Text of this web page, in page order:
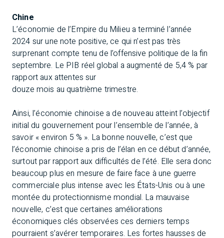
Chine
L’économie de l’Empire du Milieu a terminé l’année
2024 sur une note positive, ce qui n’est pas très
surprenant compte tenu de l’offensive politique de la fin
septembre. Le PIB réel global a augmenté de 5,4 % par
rapport aux attentes sur
douze mois au quatrième trimestre.
Ainsi, l’économie chinoise a de nouveau atteint l’objectif
initial du gouvernement pour l’ensemble de l’année, à
savoir « environ 5 % ». La bonne nouvelle, c’est que
l’économie chinoise a pris de l’élan en ce début d’année,
surtout par rapport aux difficultés de l’été. Elle sera donc
beaucoup plus en mesure de faire face à une guerre
commerciale plus intense avec les États-Unis ou à une
montée du protectionnisme mondial. La mauvaise
nouvelle, c’est que certaines améliorations
économiques clés observées ces derniers temps
pourraient s’avérer temporaires. Les fortes hausses de